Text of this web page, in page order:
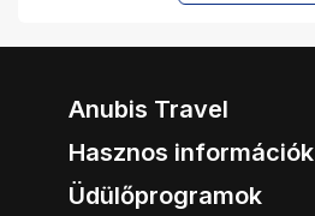
Anubis Travel
Hasznos információk
Üdülőprogramok